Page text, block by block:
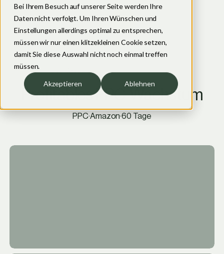
Bei Ihrem Besuch auf unserer Seite werden Ihre
Daten nicht verfolgt. Um Ihren Wünschen und
Einstellungen allerdings optimal zu entsprechen,
müssen wir nur einen klitzekleinen Cookie setzen,
damit Sie diese Auswahl nicht noch einmal treffen
müssen.
Akzeptieren Ablehnen
Jetzt starten
Use Case>Nahrungsergänzungsmittel
Profitables PPC-Wachstum
PPC·Amazon·60 Tage